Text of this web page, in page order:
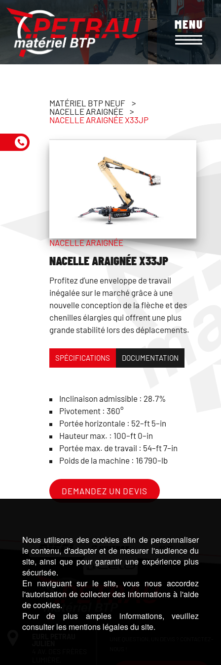
contenu
principal
MENU
MATÉRIEL BTP NEUF
NACELLE ARAIGNÉE
NACELLE ARAIGNÉE X33JP
NACELLE ARAIGNÉE
NACELLE ARAIGNÉE X33JP
Profitez d’une enveloppe de travail
inégalée sur le marché grâce à une
nouvelle conception de la flèche et des
chenilles élargies qui offrent une plus
grande stabilité lors des déplacements.
SPÉCIFICATIONS DOCUMENTATION
Inclinaison admissible : 28.7%
Pivotement : 360°
Portée horizontale : 52–ft 5–in
Hauteur max. : 100–ft 0–in
Portée max. de travail : 54–ft 7–in
Poids de la machine : 16 790–lb
DEMANDEZ UN DEVIS
Nous utilisons des cookies afin de personnaliser
le contenu, d'adapter et de mesurer l'audience du
site, ainsi que pour garantir une expérience plus
sécurisée.
En naviguant sur le site, vous nous accordez
l'autorisation de collecter des informations à l'aide
de cookies.
Pour de plus amples informations, veuillez
consulter les mentions légales du site.